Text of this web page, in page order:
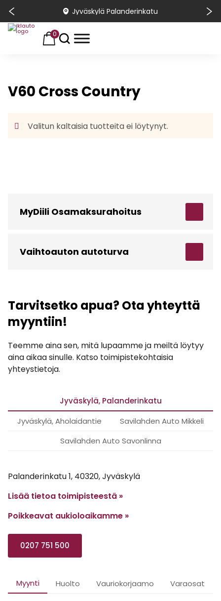
Jyväskylä Palanderinkatu
0
V60 Cross Country
Valitun kaltaisia tuotteita ei löytynyt.
MyDiili Osamaksurahoitus
Vaihtoauton autoturva
Tarvitsetko apua? Ota yhteyttä
myyntiin!
Teemme aina sen, mitä lupaamme ja meiltä löytyy
aina aikaa sinulle. Katso toimipistekohtaisia
yhteystietoja.
Jyväskylä, Palanderinkatu
Jyväskylä, Aholaidantie
Savilahden Auto Mikkeli
Savilahden Auto Savonlinna
Palanderinkatu 1, 40320, Jyväskylä
Lisää tietoa toimipisteestä »
Poikkeavat aukioloaikamme »
0207 751 500
Myynti Huolto Vauriokorjaamo Varaosat